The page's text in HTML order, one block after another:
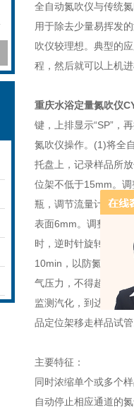
全自动氮吹仪与传统
用于除去少量易挥发
吹仪较理想。典型的
程，然后就可以上机进
重庆水浴定量氮吹仪
键，上排显示“SP”，再
氮吹仪操作。(1)将全
托盘上，记录样品所
位架不低于15mm。
瓶，调节流量计为氮
表面6mm。调整：拧
时，逆时针旋转1/8到
10min，以防氮吹仪
气压力，不得超过
监测汽化，到达所期
品定位架移走样品试
主要特征：
同时浓缩单个或多个
自动停止相应通道的